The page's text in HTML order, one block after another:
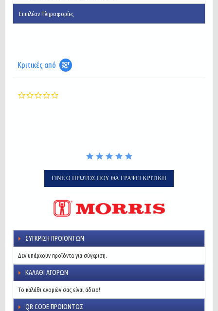
Επιπλέον Πληροφορίες
Κριτικές από
ΓΊΝΕ Ο ΠΡΏΤΟΣ ΠΟΥ ΘΑ ΓΡΆΨΕΙ ΚΡΙΤΙΚΉ
ΣΎΓΚΡΙΣΗ ΠΡΟΙΌΝΤΩΝ
Δεν υπάρχουν προϊόντα για σύγκριση.
ΚΑΛΆΘΙ ΑΓΟΡΏΝ
Το καλάθι αγορών σας είναι άδειο!
QR CODE ΠΡΟΙΌΝΤΟΣ